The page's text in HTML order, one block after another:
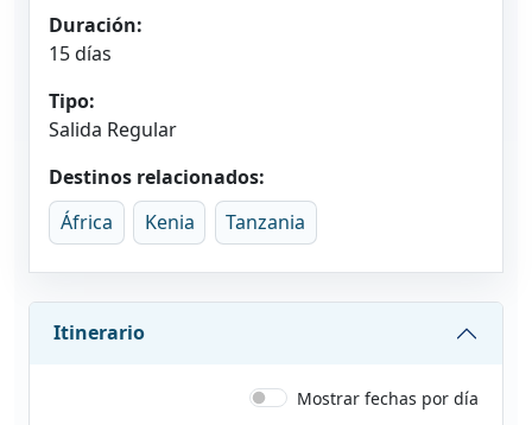
Duración:
15 días
Tipo:
Salida Regular
Destinos relacionados:
África
Kenia Tanzania
Itinerario
Mostrar fechas por día